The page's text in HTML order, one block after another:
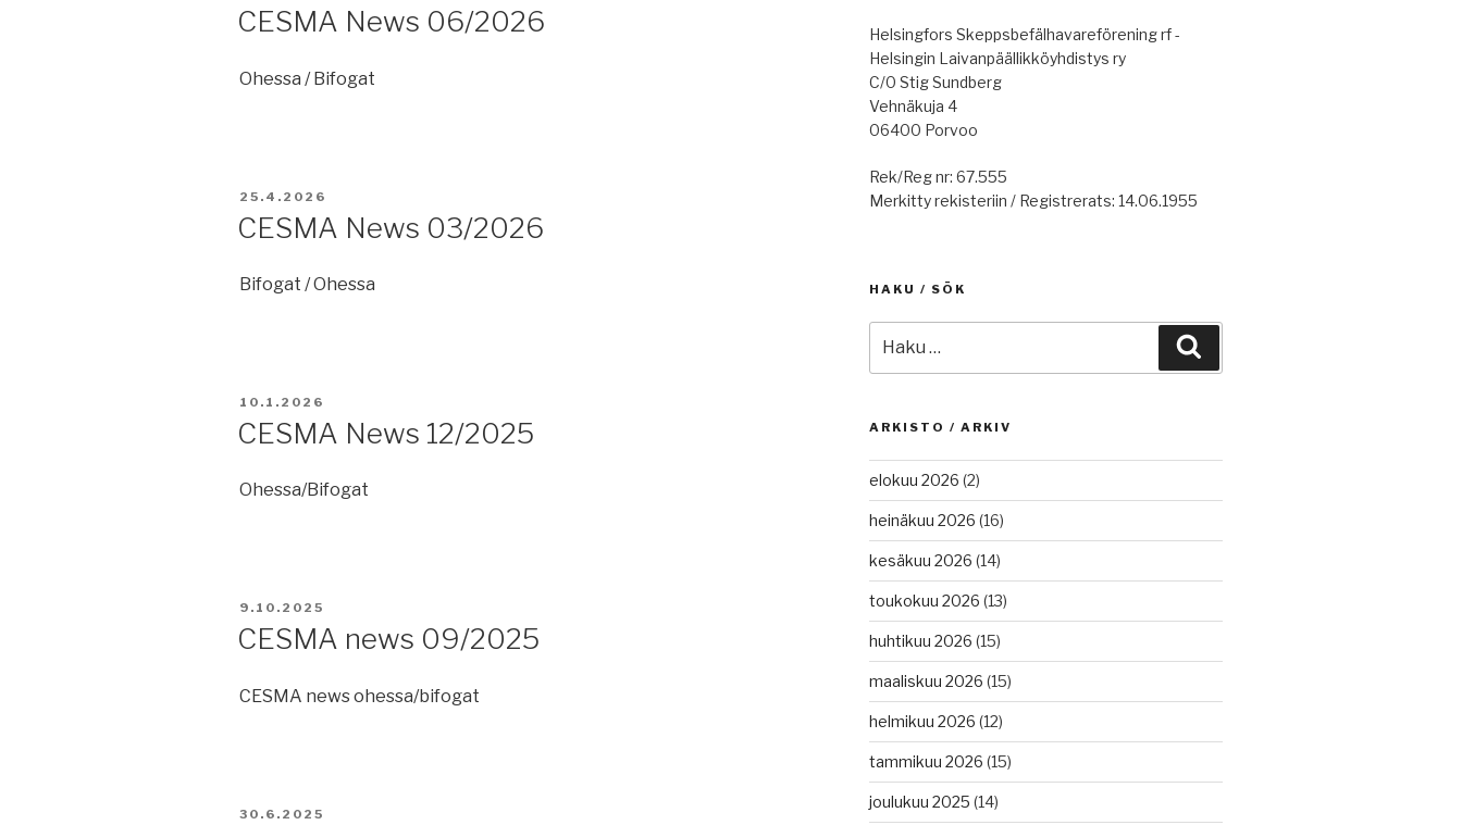
CESMA News 06/2026
Ohessa / Bifogat
JULKAISTU
25.4.2026
CESMA News 03/2026
Bifogat / Ohessa
JULKAISTU
10.1.2026
CESMA News 12/2025
Ohessa/Bifogat
JULKAISTU
9.10.2025
CESMA news 09/2025
CESMA news ohessa/bifogat
JULKAISTU
30.6.2025
Helsingfors Skeppsbefälhavareförening rf -
Helsingin Laivanpäällikköyhdistys ry
C/0 Stig Sundberg
Vehnäkuja 4
06400 Porvoo
Rek/Reg nr: 67.555
Merkitty rekisteriin / Registrerats: 14.06.1955
HAKU / SÖK
ARKISTO / ARKIV
elokuu 2026 (2)
heinäkuu 2026 (16)
kesäkuu 2026 (14)
toukokuu 2026 (13)
huhtikuu 2026 (15)
maaliskuu 2026 (15)
helmikuu 2026 (12)
tammikuu 2026 (15)
joulukuu 2025 (14)